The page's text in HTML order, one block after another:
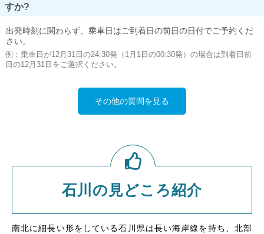
すか?
出発時刻に関わらず、乗車日はご到着日の前日の日付でご予約くだ
さい。
例：乗車日が12月31日の24:30発（1月1日の00:30発）の場合は到着日前
日の12月31日をご選択ください。
その他の質問を見る
石川の見どころ紹介
南北に細長い形をしている石川県は長い海岸線を持ち、北部